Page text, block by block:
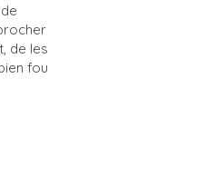
de les
fou